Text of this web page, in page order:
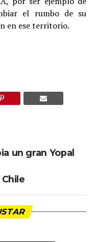
el rumbo de su
en ese territorio.
un gran Yopal